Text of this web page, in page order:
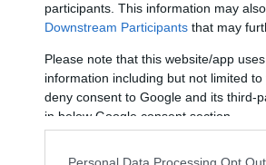
participants. This information may
Downstream Participants that may
Please note that this website/app
information including but not limited
deny consent to Google and its third-
in below Google consent section.